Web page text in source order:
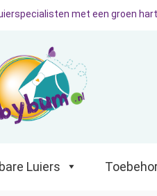
Toebehoren
met een groen hart
Luiers